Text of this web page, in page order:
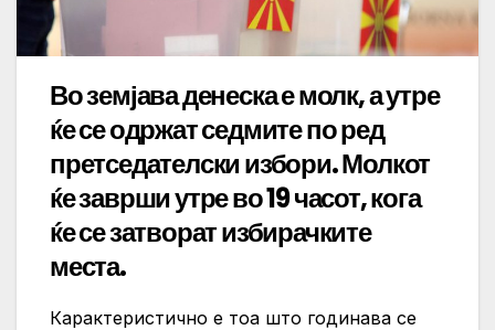
Во земјава денеска е молк, а утре
ќе се одржат седмите по ред
претседателски избори. Молкот
ќе заврши утре во 19 часот, кога
ќе се затворат избирачките
места.
Карактеристично е тоа што годинава се